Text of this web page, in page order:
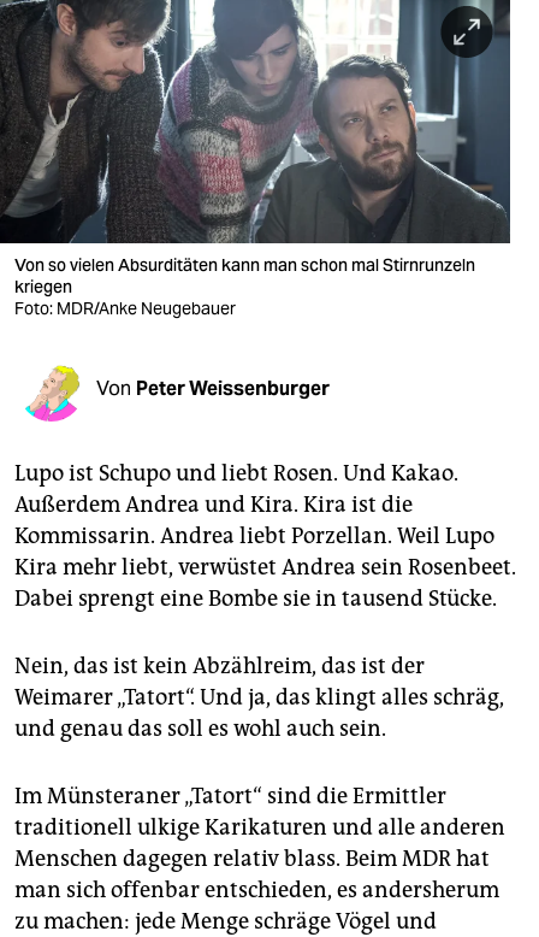
berlin
nord
wahrheit
verlag
verlag
veranstaltungen
fragen & hilfe
abo
genossenschaft
epaper login
Von so vielen Absurditäten kann man schon mal Stirnrunzeln
kriegen
Foto: MDR/Anke Neugebauer
Von Peter Weissenburger
Lupo ist Schupo und liebt Rosen. Und Kakao.
Außerdem Andrea und Kira. Kira ist die
Kommissarin. Andrea liebt Porzellan. Weil Lupo
Kira mehr liebt, verwüstet Andrea sein Rosenbeet.
Dabei sprengt eine Bombe sie in tausend Stücke.
Nein, das ist kein Abzählreim, das ist der
Weimarer „Tatort“. Und ja, das klingt alles schräg,
und genau das soll es wohl auch sein.
Im Münsteraner „Tatort“ sind die Ermittler
traditionell ulkige Karikaturen und alle anderen
Menschen dagegen relativ blass. Beim MDR hat
man sich offenbar entschieden, es andersherum
zu machen: jede Menge schräge Vögel und